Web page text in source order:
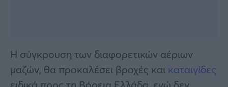
Η σύγκρουση των διαφορετικών αέριων
μαζών, θα προκαλέσει βροχές και καταιγίδες